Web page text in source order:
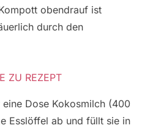
obendrauf ist
durch den
ZU REZEPT
Dose Kokosmilch (400
Esslöffel ab und füllt sie in